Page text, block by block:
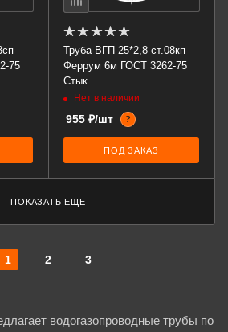
75
Труба ВГП 25*2,8 ст.08кп
Феррум 6м ГОСТ 3262-75
Стык
Нет в наличии
955 ₽/шт ?
ПОД ЗАКАЗ
ПОКАЗАТЬ ЕЩЕ
1 2 3
водогазопроводные трубы по